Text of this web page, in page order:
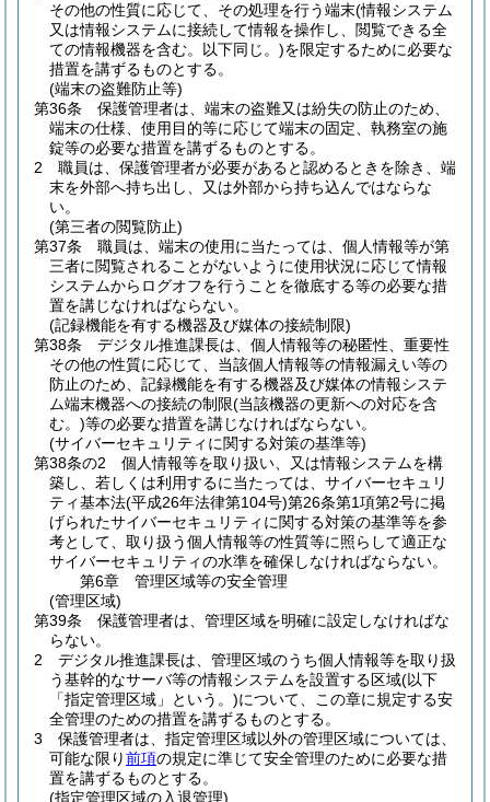
その他の性質に応じて、その処理を行う端末(情報システム
又は情報システムに接続して情報を操作し、閲覧できる全
ての情報機器を含む。以下同じ。)を限定するために必要な
措置を講ずるものとする。
(端末の盗難防止等)
第36条
保護管理者は、端末の盗難又は紛失の防止のため、
端末の仕様、使用目的等に応じて端末の固定、執務室の施
錠等の必要な措置を講ずるものとする。
2
職員は、保護管理者が必要があると認めるときを除き、端
末を外部へ持ち出し、又は外部から持ち込んではならな
い。
(第三者の閲覧防止)
第37条
職員は、端末の使用に当たっては、個人情報等が第
三者に閲覧されることがないように使用状況に応じて情報
システムからログオフを行うことを徹底する等の必要な措
置を講じなければならない。
(記録機能を有する機器及び媒体の接続制限)
第38条
デジタル推進課長は、個人情報等の秘匿性、重要性
その他の性質に応じて、当該個人情報等の情報漏えい等の
防止のため、記録機能を有する機器及び媒体の情報システ
ム端末機器への接続の制限(当該機器の更新への対応を含
む。)等の必要な措置を講じなければならない。
(サイバーセキュリティに関する対策の基準等)
第38条の2
個人情報等を取り扱い、又は情報システムを構
築し、若しくは利用するに当たっては、サイバーセキュリ
ティ基本法(平成26年法律第104号)第26条第1項第2号に掲
げられたサイバーセキュリティに関する対策の基準等を参
考として、取り扱う個人情報等の性質等に照らして適正な
サイバーセキュリティの水準を確保しなければならない。
第6章
管理区域等の安全管理
(管理区域)
第39条
保護管理者は、管理区域を明確に設定しなければな
らない。
2
デジタル推進課長は、管理区域のうち個人情報等を取り扱
う基幹的なサーバ等の情報システムを設置する区域(以下
「指定管理区域」という。)について、この章に規定する安
全管理のための措置を講ずるものとする。
3
保護管理者は、指定管理区域以外の管理区域については、
可能な限り前項の規定に準じて安全管理のために必要な措
置を講ずるものとする。
(指定管理区域の入退管理)